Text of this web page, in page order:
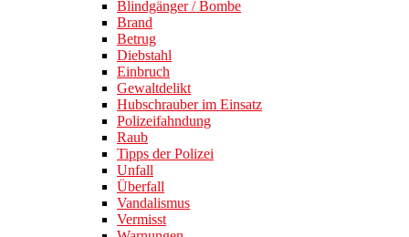
Blindgänger / Bombe
Brand
Betrug
Diebstahl
Einbruch
Gewaltdelikt
Hubschrauber im Einsatz
Polizeifahndung
Raub
Tipps der Polizei
Unfall
Überfall
Vandalismus
Vermisst